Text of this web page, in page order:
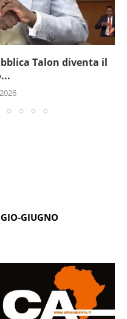
Talon diventa il
GIUGNO